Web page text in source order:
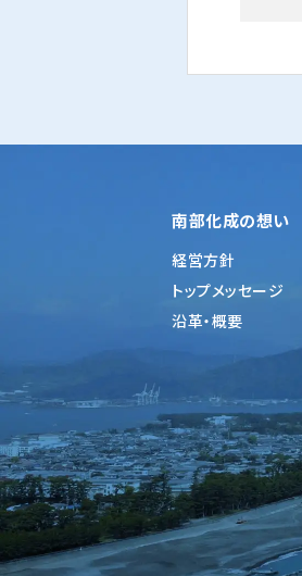
南部化成の想い
経営方針
トップメッセージ
沿革・概要